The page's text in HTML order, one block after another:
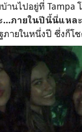
านไปอยู่ที่ Tampa
...ภายในปีนี้นี่แหล
ภายในหนึ่งปี ซึ่งก็